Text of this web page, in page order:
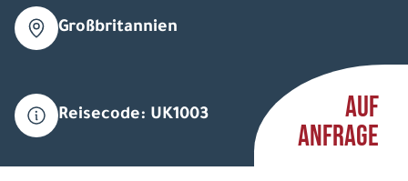
Großbritannien
Reisecode: UK1003
AUF
ANFRAGE